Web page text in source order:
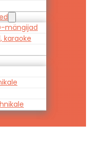
mängijad
karaoke